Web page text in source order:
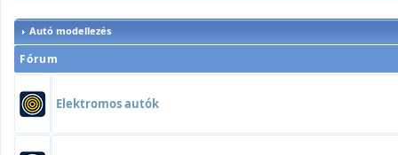
Autó modellezés
Fórum
Elektromos autók